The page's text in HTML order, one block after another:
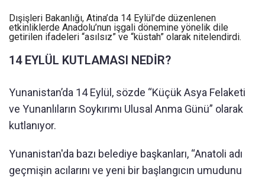
Dışişleri Bakanlığı, Atina’da 14 Eylül’de düzenlenen
etkinliklerde Anadolu’nun işgali dönemine yönelik dile
getirilen ifadeleri “asılsız” ve “küstah” olarak nitelendirdi.
14 EYLÜL KUTLAMASI NEDİR?
Yunanistan’da 14 Eylül, sözde “Küçük Asya Felaketi
ve Yunanlıların Soykırımı Ulusal Anma Günü” olarak
kutlanıyor.
Yunanistan'da bazı belediye başkanları, “Anatoli adı
geçmişin acılarını ve yeni bir başlangıcın umudunu